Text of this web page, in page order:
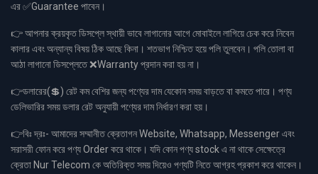
এর ✅Guarantee পাবেন।
👉 আপনার ক্রয়কৃত ডিসপ্লে স্থায়ী ভাবে লাগানোর আগে মোবাইলে লাগিয়ে চেক করে নিবেন
কালার এবং অন্যান্য বিষয় ঠিক আছে কিনা। শতভাগ নিশ্চিত হয়ে পলি তুলবেন। পলি তোলা বা
আঠা লাগানো ডিসপ্লেতে ❌Warranty প্রদান করা হয় না।
👉ডলারের(💲) রেট কম বেশির জন্য পণ্যের দাম যেকোন সময় বাড়তে বা কমতে পারে। পণ্য
ডেলিভারির সময় ডলার রেট অনুযায়ী পণ্যের দাম নির্ধারণ করা হয়।
👉বিঃ দ্রঃ- আমাদের সম্মানীত ক্রেতাগন Website, Whatsapp, Messenger এবং
সরাসরী ফোন করে পণ্য Order করে থাকে। যদি কোন পণ্য stock এ না থাকে সেক্ষেত্রে
ক্রেতা Nur Telecom কে অতিরিক্ত সময় দিয়েও পণ্যটি নিতে আগ্রহ প্রকাশ করে থাকেন।